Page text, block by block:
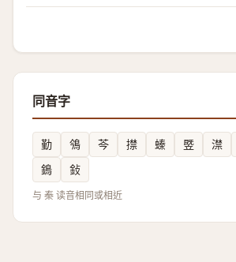
同音字
勤 鳹 芩 㩒 螓 䇒 澿
鵭
鈙
与 秦 读音相同或相近